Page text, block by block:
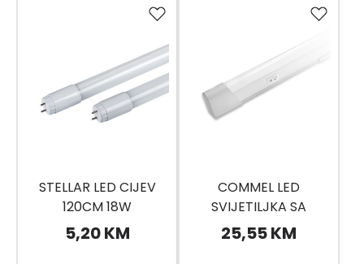
STELLAR LED CIJEV
120CM 18W
5,20 KM
COMMEL LED
SVIJETILJKA SA
PREKIDAČEM 20W
25,55 KM